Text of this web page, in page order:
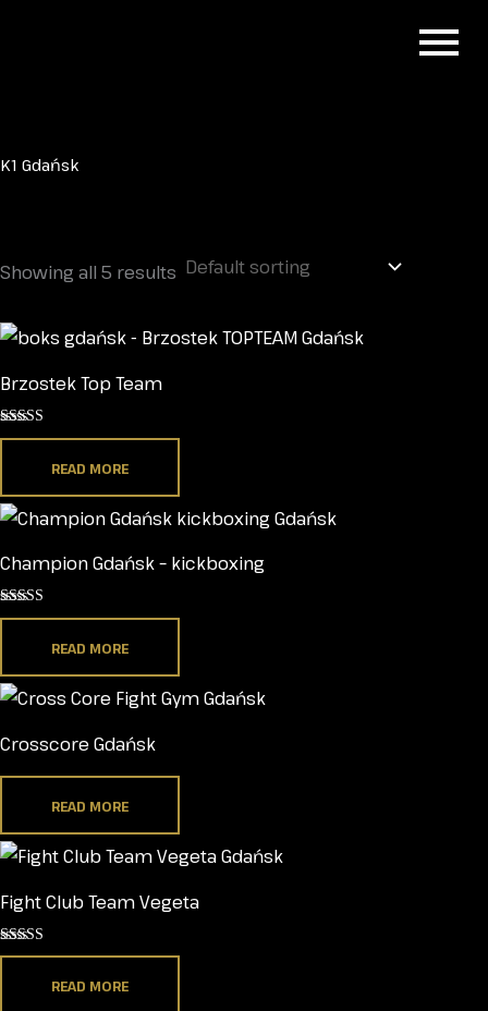
K1 Gdańsk
Showing all 5 results
Brzostek Top Team
Rated
READ MORE
Champion Gdańsk – kickboxing
Rated
READ MORE
Crosscore Gdańsk
READ MORE
Fight Club Team Vegeta
Rated
READ MORE